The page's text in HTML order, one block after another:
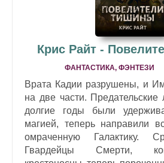
Крис Райт -
ФАНТАСТИКА, ФЭНТЕЗИ
Врата Кадии разрушены, и
на две части. Предательские
долгие годы были
магией, теперь направили
омраченную Галактику.
Гвардейцы Смерти,